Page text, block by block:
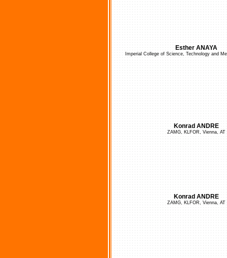
Esther ANAYA
Imperial College of Science, Technology and
Konrad ANDRE
ZAMG, KLFOR, Vienna, AT
Konrad ANDRE
ZAMG, KLFOR, Vienna, AT